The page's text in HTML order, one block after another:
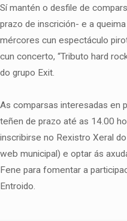
Sí mantén o desfile de
prazo de inscrición- e a
mércores cun espectáculo
cun concerto, “Tributo hard
do grupo Exit.
As comparsas interesadas en
teñen de prazo até as 14.00
inscribirse no Rexistro Xeral
web municipal) e optar ás
Fene para fomentar a
Entroido.